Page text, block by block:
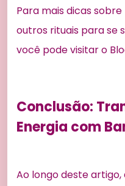
Para mais dicas
outros rituais para se
você pode visitar o
Conclusão:
Energia com
Ao longo deste